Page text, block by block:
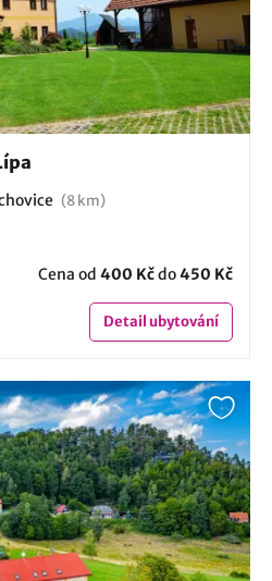
(8 km)
Cena od 400 Kčdo450 Kč
Detailubytování